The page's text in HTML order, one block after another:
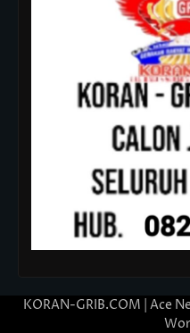
KORAN-GRIB.COM | Ace